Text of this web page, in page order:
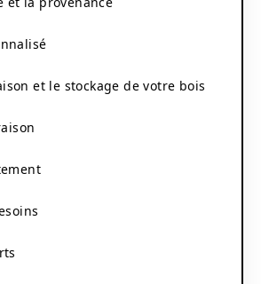
et le stockage de votre bois